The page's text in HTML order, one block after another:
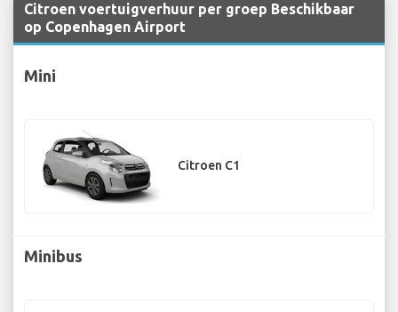
Citroen voertuigverhuur per groep Beschikbaar
op Copenhagen Airport
Mini
Citroen C1
Minibus